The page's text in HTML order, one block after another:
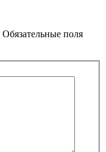
Обязательные поля